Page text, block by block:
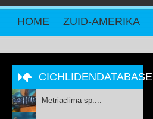
HOME ZUID-AMERIKA
CICHLIDENDATABASE
Metriaclima sp....